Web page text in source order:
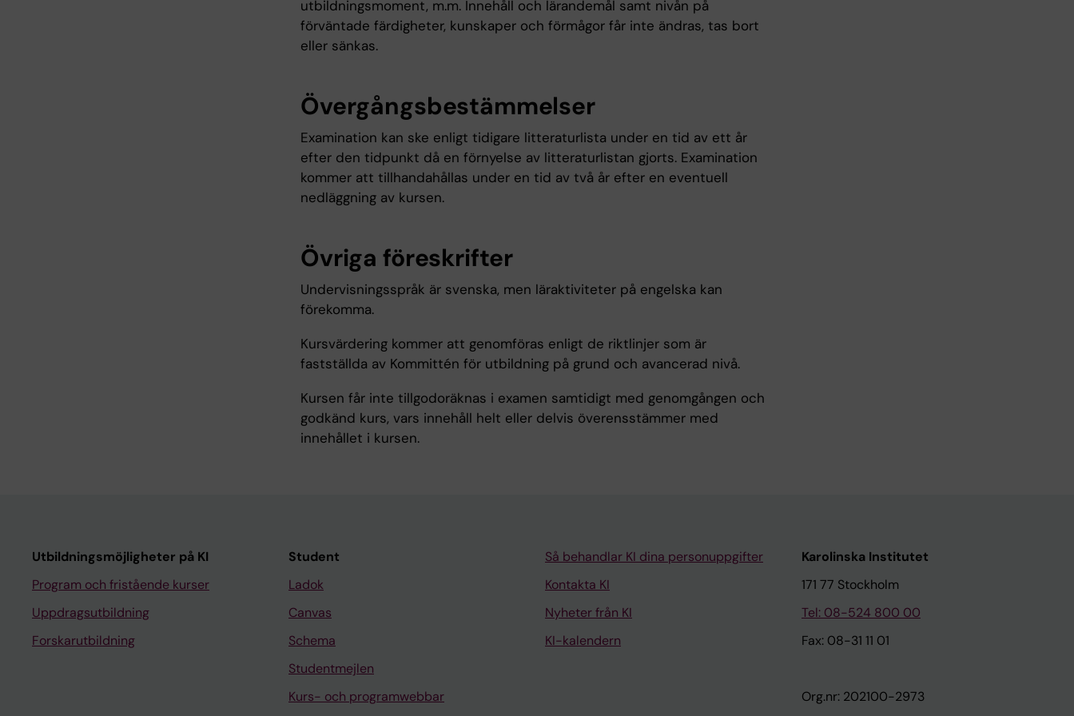
utbildningsmoment, m.m. Innehåll och lärandemål samt nivån på
förväntade färdigheter, kunskaper och förmågor får inte ändras, tas bort
eller sänkas.
Övergångsbestämmelser
Examination kan ske enligt tidigare litteraturlista under en tid av ett år
efter den tidpunkt då en förnyelse av litteraturlistan gjorts. Examination
kommer att tillhandahållas under en tid av två år efter en eventuell
nedläggning av kursen.
Övriga föreskrifter
Undervisningsspråk är svenska, men läraktiviteter på engelska kan
förekomma.
Kursvärdering kommer att genomföras enligt de riktlinjer som är
fastställda av Kommittén för utbildning på grund och avancerad nivå.
Kursen får inte tillgodoräknas i examen samtidigt med genomgången och
godkänd kurs, vars innehåll helt eller delvis överensstämmer med
innehållet i kursen.
Utbildningsmöjligheter på KI
Program och fristående kurser
Uppdragsutbildning
Forskarutbildning
Student
Ladok
Canvas
Schema
Studentmejlen
Kurs- och programwebbar
Så behandlar KI dina personuppgifter
Kontakta KI
Nyheter från KI
KI-kalendern
Karolinska Institutet
171 77 Stockholm
Tel: 08-524 800 00
Fax: 08-31 11 01
Org.nr: 202100-2973